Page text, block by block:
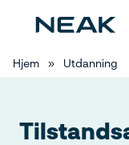
hovedinnhold
Hjem » Utdanning